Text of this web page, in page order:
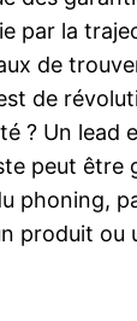
par la
de
de
? Un lead
peut être
phoning,
produit ou